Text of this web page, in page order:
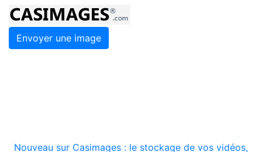
Envoyer une image
Nouveau sur Casimages : le stockage de vos vidéos,